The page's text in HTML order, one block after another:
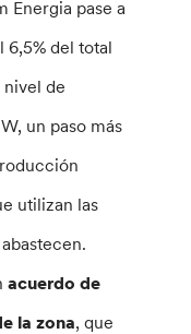
Energia pase a
6,5% del total
de
un paso más
utilizan las
acuerdo de
la zona, que